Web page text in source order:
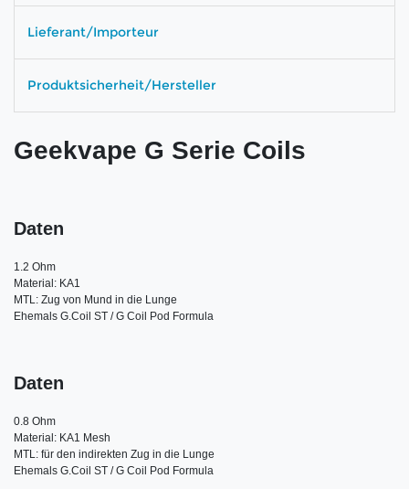
Lieferant/Importeur
Produktsicherheit/Hersteller
Geekvape G Serie Coils
Daten
1.2 Ohm
Material: KA1
MTL: Zug von Mund in die Lunge
Ehemals G.Coil ST / G Coil Pod Formula
Daten
0.8 Ohm
Material: KA1 Mesh
MTL: für den indirekten Zug in die Lunge
Ehemals G.Coil ST / G Coil Pod Formula